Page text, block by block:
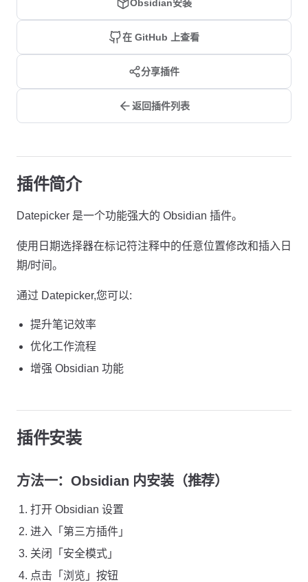
Obsidian安装
在 GitHub 上查看
分享插件
返回插件列表
插件简介
Datepicker 是一个功能强大的 Obsidian 插件。
使用日期选择器在标记符注释中的任意位置修改和插入日
期/时间。
通过 Datepicker,您可以:
提升笔记效率
优化工作流程
增强 Obsidian 功能
插件安装
方法一：Obsidian 内安装（推荐）
打开 Obsidian 设置
进入「第三方插件」
关闭「安全模式」
点击「浏览」按钮